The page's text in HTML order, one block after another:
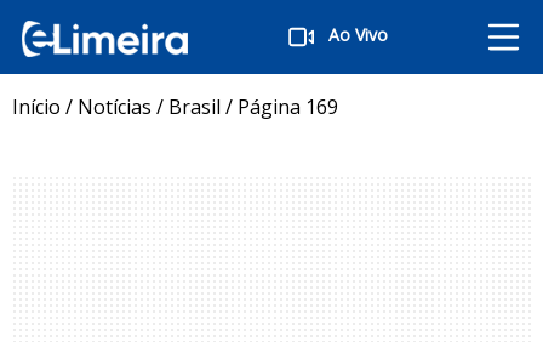
Ao Vivo
Início / Notícias / Brasil / Página 169